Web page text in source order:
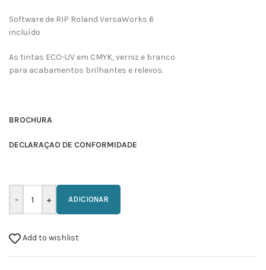
Software de RIP Roland VersaWorks 6
incluído
As tintas ECO-UV em CMYK, verniz e branco
para acabamentos brilhantes e relevos.
BROCHURA
DECLARAÇAO DE CONFORMIDADE
ADICIONAR
Add to wishlist